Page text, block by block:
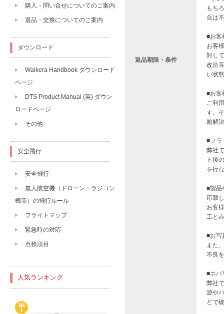
返品期限・条件
もち
合は
■お客
お客
対し
改造
い状
■お客
ご利
す。
題解
■フラ
弊社
ト後
を行
■製品
応致
お客
工と
■お写
また
不良
■ホバ
弊社
源や
どで
購入・問い合せについてのご案内
返品・交換についてのご案内
ダウンロード
Walkera Handbook ダウンロード
ページ
DTS Product Manual (英) ダウン
ロードページ
その他
安全飛行
安全飛行
無人航空機（ドローン・ラジコン
機等）の飛行ルール
フライトマップ
緊急時の対応
点検項目
人気ランキング